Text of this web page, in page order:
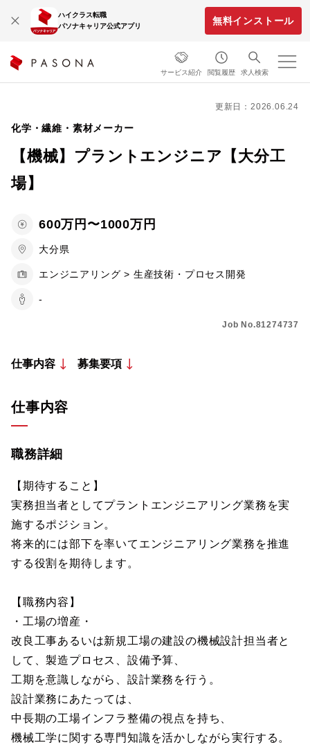
ハイクラス転職
パソナキャリア公式アプリ
無料インストール
サービス紹介 閲覧履歴 求人検索
更新日：2026.06.24
化学・繊維・素材メーカー
【機械】プラントエンジニア【大分工
場】
600万円〜1000万円
大分県
エンジニアリング > 生産技術・プロセス開発
-
Job No.81274737
仕事内容 募集要項
仕事内容
職務詳細
【期待すること】
実務担当者としてプラントエンジニアリング業務を実
施するポジション。
将来的には部下を率いてエンジニアリング業務を推進
する役割を期待します。
【職務内容】
・工場の増産・
改良工事あるいは新規工場の建設の機械設計担当者と
して、製造プロセス、設備予算、
工期を意識しながら、設計業務を行う。
設計業務にあたっては、
中長期の工場インフラ整備の視点を持ち、
機械工学に関する専門知識を活かしながら実行する。